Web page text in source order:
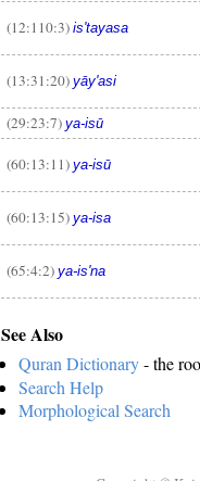
(12:110:3) is'tayasa
(13:31:20) yāy'asi
(29:23:7) ya-isū
(60:13:11) ya-isū
(60:13:15) ya-isa
(65:4:2) ya-is'na
See Also
Quran Dictionary- the
Search Help
Morphological Search